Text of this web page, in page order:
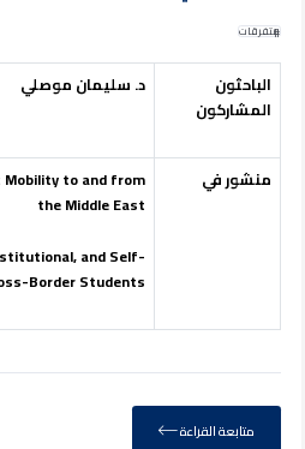
متفرقات
الباحثون
المشاركون
د. سليمان موصلي
منشور في
Mobility to and from
the Middle East
andSelf-
Border Students
متابعة القراءة